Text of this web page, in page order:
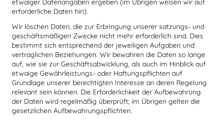
etwaiger Datenangaben ergeben (im Übrigen weisen wir auf
erforderliche Daten hin).
Wir löschen Daten, die zur Erbringung unserer satzungs- und
geschäftsmäßigen Zwecke nicht mehr erforderlich sind. Dies
bestimmt sich entsprechend der jeweiligen Aufgaben und
vertraglichen Beziehungen. Wir bewahren die Daten so lange
auf, wie sie zur Geschäftsabwicklung, als auch im Hinblick auf
etwaige Gewährleistungs- oder Haftungspflichten auf
Grundlage unserer berechtigten Interesse an deren Regelung
relevant sein können. Die Erforderlichkeit der Aufbewahrung
der Daten wird regelmäßig überprüft; im Übrigen gelten die
gesetzlichen Aufbewahrungspflichten.